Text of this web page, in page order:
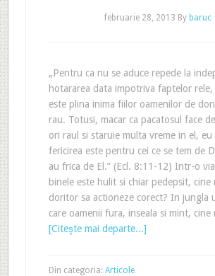
februarie 28, 2013 By baruc
„Pentru ca nu se aduce repede la
hotararea data impotriva faptelor rele,
este plina inima fiilor oamenilor de
rau. Totusi, macar ca pacatosul face
ori raul si staruie multa vreme in el, eu
fericirea este pentru cei ce se tem de
au frica de El.” (Ecl. 8:11-12) Intr-o
binele este hulit si chiar pedepsit, cine
doritor sa actioneze corect? In jungla
care oamenii fura, inseala si mint, cine
[Citeşte mai departe...]
Din categoria: Articole